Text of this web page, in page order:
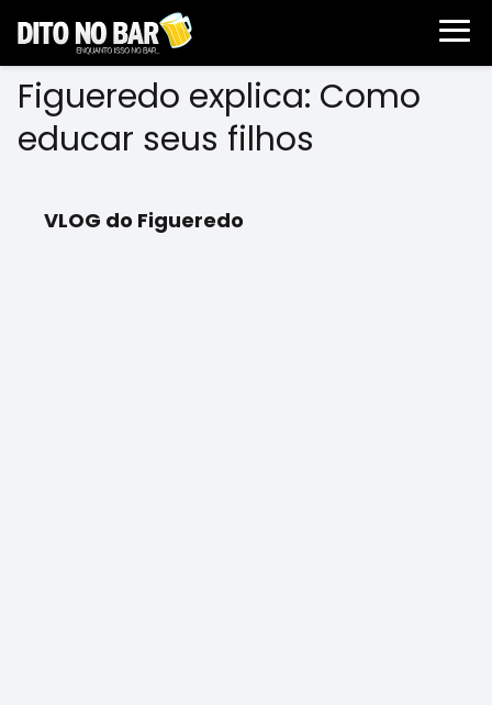
Figueredo explica: Como
educar seus filhos
VLOG do Figueredo